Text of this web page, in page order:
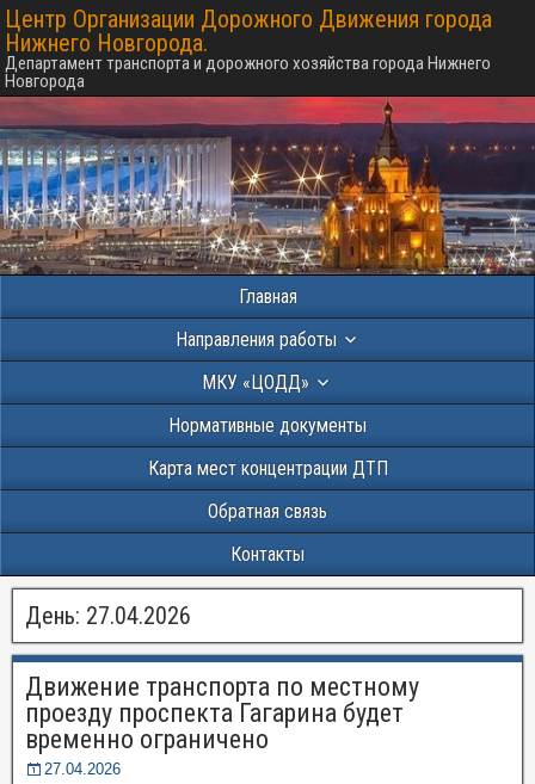
Центр Организации Дорожного Движения города
Нижнего Новгорода.
Департамент транспорта и дорожного хозяйства города Нижнего
Новгорода
Главная
Направления работы
МКУ «ЦОДД»
Нормативные документы
Карта мест концентрации ДТП
Обратная связь
Контакты
День: 27.04.2026
Движение транспорта по местному
проезду проспекта Гагарина будет
временно ограничено
27.04.2026